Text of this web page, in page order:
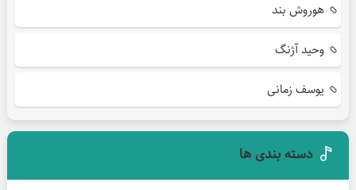
هوروش بند
وحید آژنگ
یوسف زمانی
دسته بندی ها